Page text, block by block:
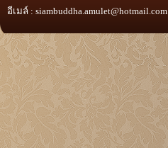
อีเมล์ : siambuddha.amulet@hotmail.com